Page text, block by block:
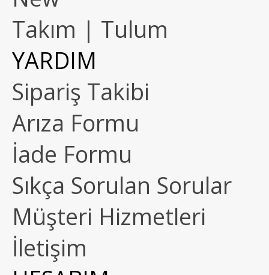
Takım | Tulum
YARDIM
Sipariş Takibi
Arıza Formu
İade Formu
Sıkça Sorulan Sorular
Müşteri Hizmetleri
İletişim